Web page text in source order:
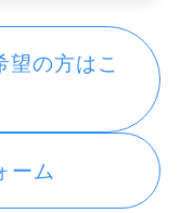
望の方はこ
ーム